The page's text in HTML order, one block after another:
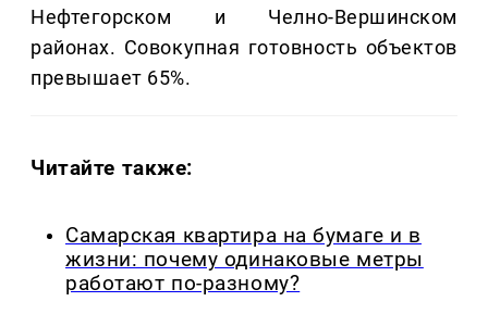
Нефтегорском и Челно-Вершинском
районах. Совокупная готовность объектов
превышает 65%.
Читайте также:
Самарская квартира на бумаге и в
жизни: почему одинаковые метры
работают по-разному?